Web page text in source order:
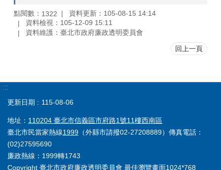
點閱數： 1322
資料更新：105-08-15 14:14
資料檢視：105-12-09 15:11
資料維護：臺北市政府廉政透明委員會
回上一頁
:::
更新日期 115-08-06
地址： 110204 臺北市信義區市府路1號11樓西南區
臺北市民當家熱線1999 （外縣市請撥02-27208889）傳真電話：
(02)27595690
廉政熱線：1999轉1743
Copyright 臺北市政府廉政透明委員會 最佳瀏覽畫面1024*768